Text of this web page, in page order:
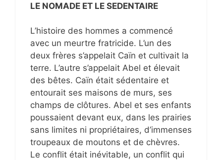
LE NOMADE ET LE SEDENTAIRE
L’histoire des hommes a commencé
avec un meurtre fratricide. L’un des
deux frères s’appelait Caïn et cultivait la
terre. L’autre s’appelait Abel et élevait
des bêtes. Caïn était sédentaire et
entourait ses maisons de murs, ses
champs de clôtures. Abel et ses enfants
poussaient devant eux, dans les prairies
sans limites ni propriétaires, d’immenses
troupeaux de moutons et de chèvres.
Le conflit était inévitable, un conflit qui